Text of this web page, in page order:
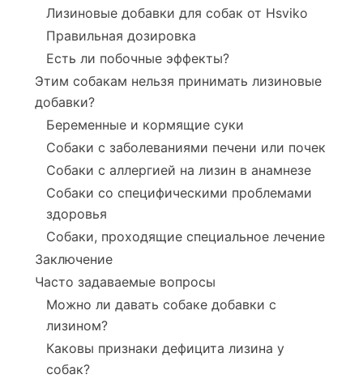
Лизиновые добавки для собак от Hsviko
Правильная дозировка
Есть ли побочные эффекты?
Этим собакам нельзя принимать лизиновые
добавки?
Беременные и кормящие суки
Собаки с заболеваниями печени или почек
Собаки с аллергией на лизин в анамнезе
Собаки со специфическими проблемами
здоровья
Собаки, проходящие специальное лечение
Заключение
Часто задаваемые вопросы
Можно ли давать собаке добавки с
лизином?
Каковы признаки дефицита лизина у
собак?